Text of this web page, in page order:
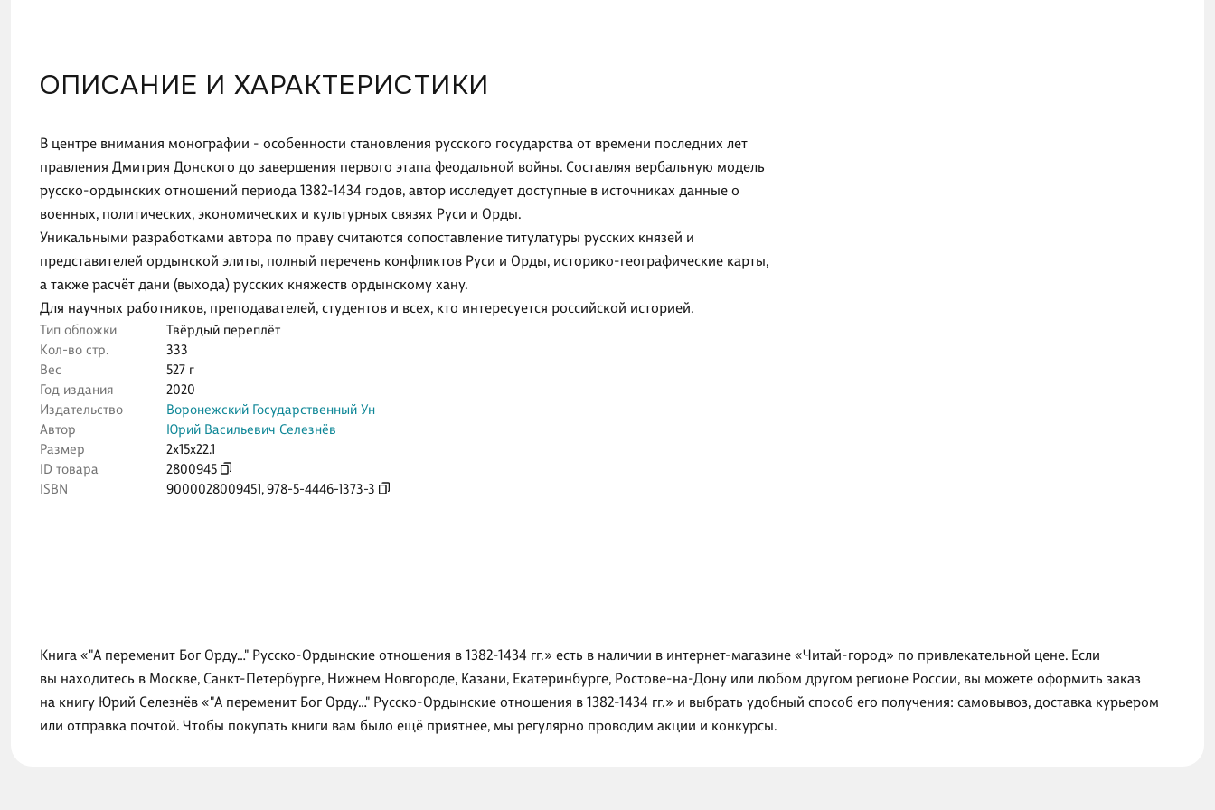
ОПИСАНИЕ И ХАРАКТЕРИСТИКИ
В центре внимания монографии - особенности становления русского государства от времени последних лет
правления Дмитрия Донского до завершения первого этапа феодальной войны. Составляя вербальную модель
русско-ордынских отношений периода 1382-1434 годов, автор исследует доступные в источниках данные о
военных, политических, экономических и культурных связях Руси и Орды.
Уникальными разработками автора по праву считаются сопоставление титулатуры русских князей и
представителей ордынской элиты, полный перечень конфликтов Руси и Орды, историко-географические карты,
а также расчёт дани (выхода) русских княжеств ордынскому хану.
Для научных работников, преподавателей, студентов и всех, кто интересуется российской историей.
Тип обложки
Твёрдый переплёт
Кол-во стр.
333
Вес
527 г
Год издания
2020
Издательство
Воронежский Государственный Ун
Автор
Юрий Васильевич Селезнёв
Размер
2x15x22.1
ID товара
2800945
ISBN
9000028009451,978-5-4446-1373-3
Книга «"А переменит Бог Орду…" Русско-Ордынские отношения в 1382-1434 гг.» есть в наличии в интернет-магазине «Читай-город» по привлекательной цене. Если
вы находитесь в Москве, Санкт-Петербурге, Нижнем Новгороде, Казани, Екатеринбурге, Ростове-на-Дону или любом другом регионе России, вы можете оформить заказ
на книгу Юрий Селезнёв «"А переменит Бог Орду…" Русско-Ордынские отношения в 1382-1434 гг.» и выбрать удобный способ его получения: самовывоз, доставка курьером
или отправка почтой. Чтобы покупать книги вам было ещё приятнее, мы регулярно проводим акции и конкурсы.